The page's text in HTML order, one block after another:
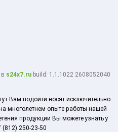
s24x7.ru build: 1.1.1022 2608052040
Вам подойти носят исключительно
многолетнем опыте работы нашей
продукции Вы можете узнать у
250-23-50